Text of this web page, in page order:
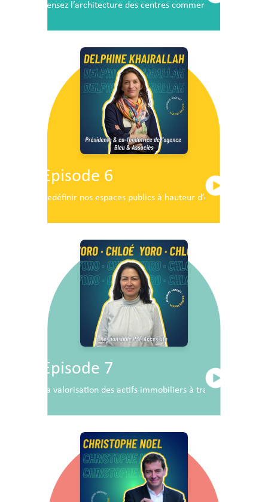
Pensez l’architecture des centres commerciaux de demain
Episode 6
Redéfinir nos espaces publics à hauteur d’enfants
Episode 7
La valorisation des actifs immobiliers à travers la RSE